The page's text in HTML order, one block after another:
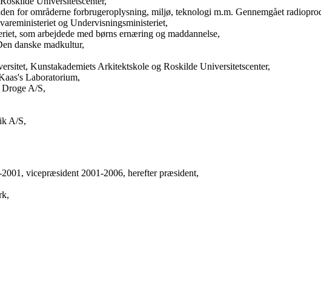
for områderne forbrugeroplysning, miljø, teknologi m.m. Gennemgået
og Undervisningsministeriet,
som arbejdede med børns ernæring og maddannelse,
danske madkultur,
Kunstakademiets Arkitektskole og Roskilde Universitetscenter,
Laboratorium,
A/S,
A/S,
vicepræsident 2001-2006, herefter præsident,